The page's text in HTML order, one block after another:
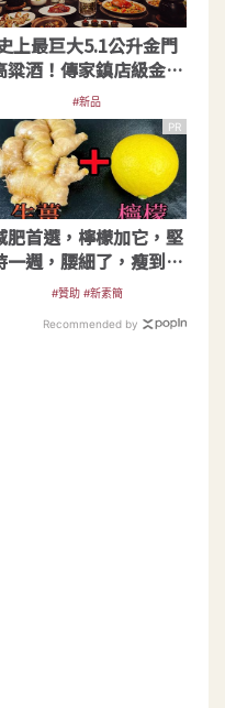
上最巨大5.1公升金門
粱酒！傳家鎮店級金高
重磅登場
#新品
PR
肥首選，檸檬加它，堅
一週，腰細了，瘦到你
懷疑人生
#贊助 #新素簡
Recommended by